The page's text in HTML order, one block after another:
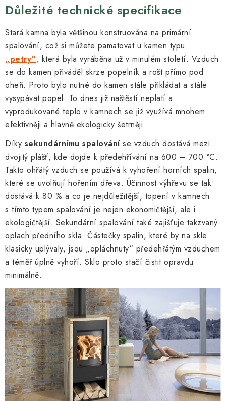
Důležité technické specifikace
Stará kamna byla většinou konstruována na primární
spalování, což si můžete pamatovat u kamen typu
„petry“, která byla vyráběna už v minulém století. Vzduch
se do kamen přiváděl skrze popelník a rošt přímo pod
oheň. Proto bylo nutné do kamen stále přikládat a stále
vysypávat popel. To dnes již naštěstí neplatí a
vyprodukované teplo v kamnech se již využívá mnohem
efektivněji a hlavně ekologicky šetrněji.
Díky sekundárnímu spalováníse vzduch dostává mezi
dvojitý plášť, kde dojde k předehřívání na 600 – 700 °C.
Takto ohřátý vzduch se používá k vyhoření horních spalin,
které se uvolňují hořením dřeva. Účinnost výhřevu se tak
dostává k 80 % a co je nejdůležitější, topení v kamnech
s tímto typem spalování je nejen ekonomičtější, ale i
ekologičtější. Sekundární spalování také zajišťuje takzvaný
oplach předního skla. Částečky spalin, které by na skle
klasicky uplývaly, jsou „opláchnuty“ předehřátým vzduchem
a téměř úplně vyhoří. Sklo proto stačí čistit opravdu
minimálně.